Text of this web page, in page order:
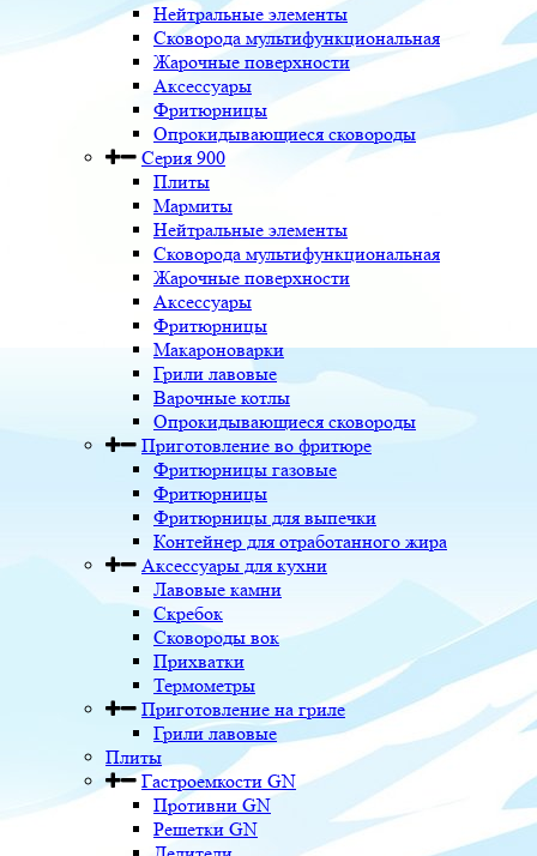
Нейтральные элементы
Сковорода мультифункциональная
Жарочные поверхности
Аксессуары
Фритюрницы
Опрокидывающиеся сковороды
Серия 900
Плиты
Мармиты
Нейтральные элементы
Сковорода мультифункциональная
Жарочные поверхности
Аксессуары
Фритюрницы
Макароноварки
Грили лавовые
Варочные котлы
Опрокидывающиеся сковороды
Приготовление во фритюре
Фритюрницы газовые
Фритюрницы
Фритюрницы для выпечки
Контейнер для отработанного жира
Аксессуары для кухни
Лавовые камни
Скребок
Сковороды вок
Прихватки
Термометры
Приготовление на гриле
Грили лавовые
Плиты
Гастроемкости GN
Противни GN
Решетки GN